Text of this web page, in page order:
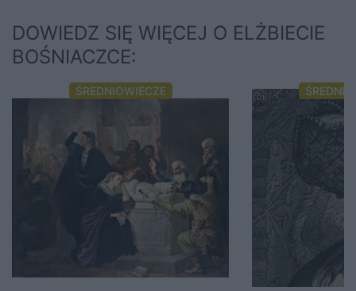
DOWIEDZ SIĘ WIĘCEJ O ELŻBIECIE
BOŚNIACZCE:
ŚREDNIOWIECZE